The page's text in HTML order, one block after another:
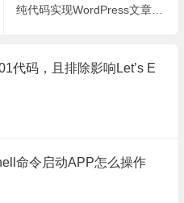
纯代码实现WordPress文章部分内容关注微信公众号后可见
代码，且排除影响Let’s E
命令启动APP怎么操作